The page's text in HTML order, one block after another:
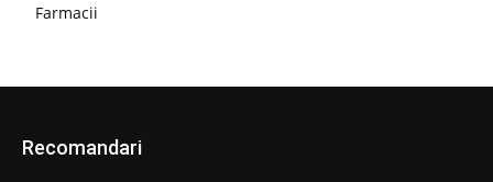
Farmacii
Recomandari